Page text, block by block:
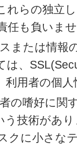
れらの独立
任も負いま
または情報
は、
利用者の個
の嗜好に関
技術があ
クに小さな